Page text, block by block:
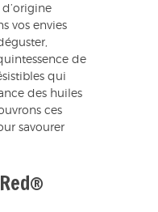
vos envies
de
qui
des huiles
ces
savourer